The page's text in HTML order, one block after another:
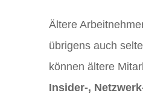
Ältere
übrigens auch
können ältere
Insider-,